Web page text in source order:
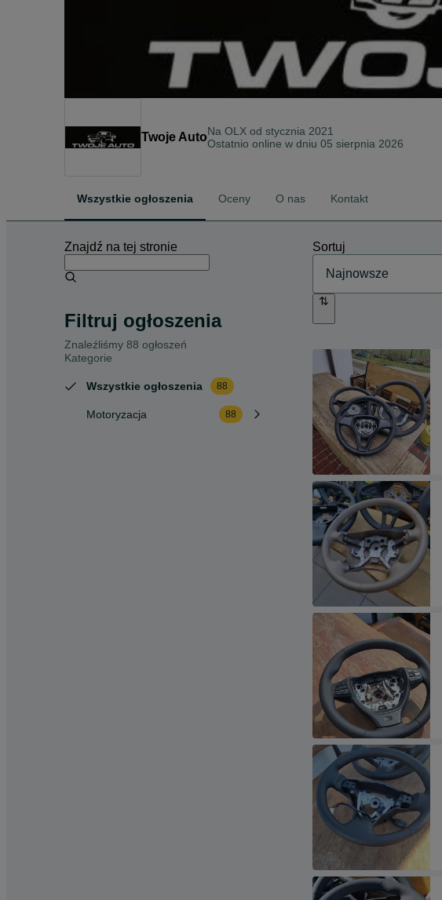
Twoje AutoNa OLX od stycznia 2021
Ostatnio online w dniu 05 sierpnia 2026
Wszystkie ogłoszenia Oceny O nas Kontakt
Znajdź na tej stronie
Filtruj ogłoszenia
Znaleźliśmy 88 ogłoszeń
Kategorie
Wszystkie ogłoszenia 88
Motoryzacja 88
Sortuj